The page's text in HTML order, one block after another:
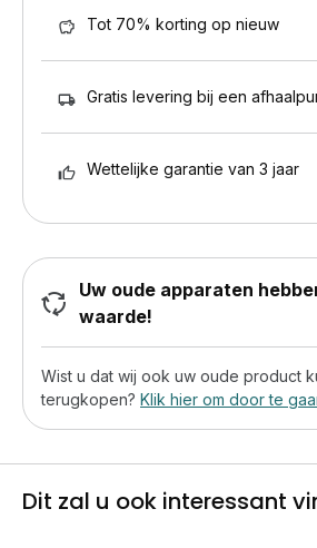
Tot 70% korting op nieuw
Gratis levering bij een
Wettelijke garantie van 3 jaar
Uw oude apparaten
waarde!
Wist u dat wij ook uw oude product
terugkopen? Klik hier om door te
Dit zal u ook interessant